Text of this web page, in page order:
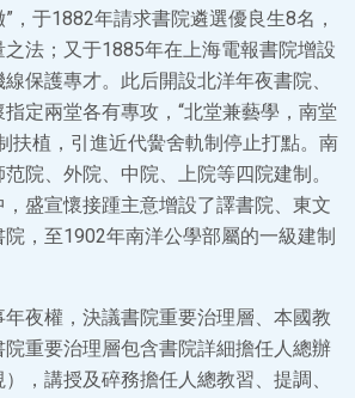
，于1882年請求書院遴選優良生8名，
法；又于1885年在上海電報書院增設
保護專才。此后開設北洋年夜書院、
定兩堂各有專攻，“北堂兼藝學，南堂
扶植，引進近代黌舍軌制停止打點。南
院、外院、中院、上院等四院建制。
盛宣懷接踵主意增設了譯書院、東文
，至1902年南洋公學部屬的一級建制
年夜權，決議書院重要治理層、本國教
重要治理層包含書院詳細擔任人總辦
），講授及碎務擔任人總教習、提調、